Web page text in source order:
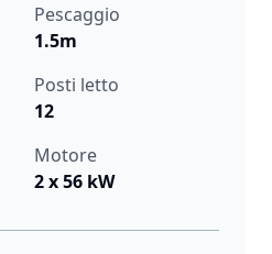
Pescaggio
1.5m
Posti letto
12
Motore
2 x 56 kW